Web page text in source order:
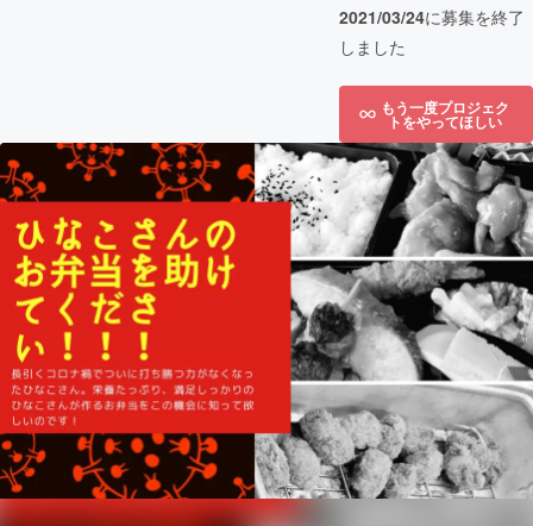
2021/03/24に募集を終了
しました
もう一度プロジェク
トをやってほしい